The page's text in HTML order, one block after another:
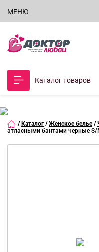
МЕНЮ
Каталог товаров
/ Каталог / Женское белье /
атласными бантами черные S/